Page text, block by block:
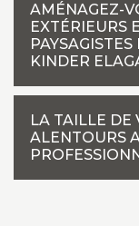
AMÉNAGEZ-
EXTÉRIEURS
KINDER
LA TAILLE DE
ALENTOURS